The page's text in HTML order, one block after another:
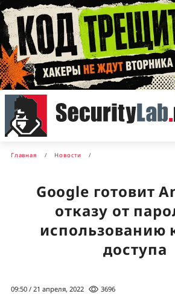
Главная Новости
Google готовит
отказу от
использованию
доступа
09:50 / 21 апреля, 2022 3696